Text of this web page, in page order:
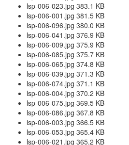
lsp-006-023.jpg 383.1 KB
lsp-006-001.jpg 381.5 KB
lsp-006-096.jpg 380.0 KB
lsp-006-041.jpg 376.9 KB
lsp-006-009.jpg 375.9 KB
lsp-006-085.jpg 375.7 KB
lsp-006-065.jpg 374.8 KB
lsp-006-039.jpg 371.3 KB
lsp-006-074.jpg 371.1 KB
lsp-006-004.jpg 370.2 KB
lsp-006-075.jpg 369.5 KB
lsp-006-086.jpg 367.8 KB
lsp-006-003.jpg 366.5 KB
lsp-006-053.jpg 365.4 KB
lsp-006-021.jpg 365.2 KB